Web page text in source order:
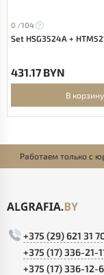
0 /104
Set HSG3524A +
431.17 BYN
В корзину
Работаем только с
+375 (29) 621 31
+375 (17) 336-21-
+375 (17) 336-12-